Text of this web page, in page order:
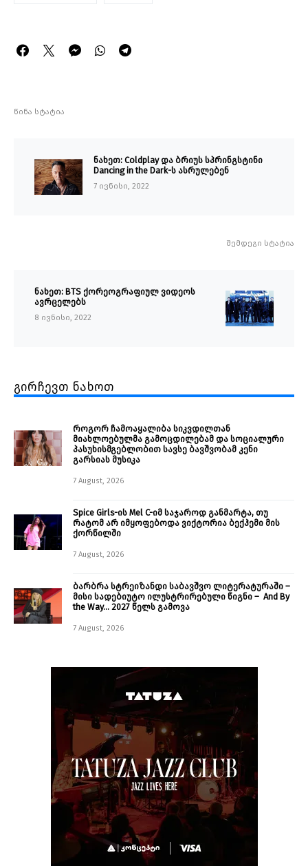
წინა სტატია
ნახეთ: Coldplay და ბრიუს სპრინგსტინი
Dancing in the Dark-ს ასრულებენ
7 ივნისი, 2022
შემდეგი სტატია
ნახეთ: BTS ქორეოგრაფიულ ვიდეოს
ავრცელებს
8 ივნისი, 2022
გირჩევთ ნახოთ
როგორ ჩამოაყალიბა სიკვდილთან
მიახლოებულმა გამოცდილებამ და სოციალური
პასუხისმგებლობით სავსე ბავშვობამ კენი
გარსიას მუსიკა
7 August, 2026
Spice Girls-ის Mel C-იმ საჯაროდ განმარტა, თუ
რატომ არ იმყოფებოდა ვიქტორია ბექჰემი მის
ქორწილში
7 August, 2026
ბარბრა სტრეიზანდი საბავშვო ლიტერატურაში –
მისი სადებიუტო ილუსტრირებული წიგნი – And By
the Way… 2027 წელს გამოვა
7 August, 2026